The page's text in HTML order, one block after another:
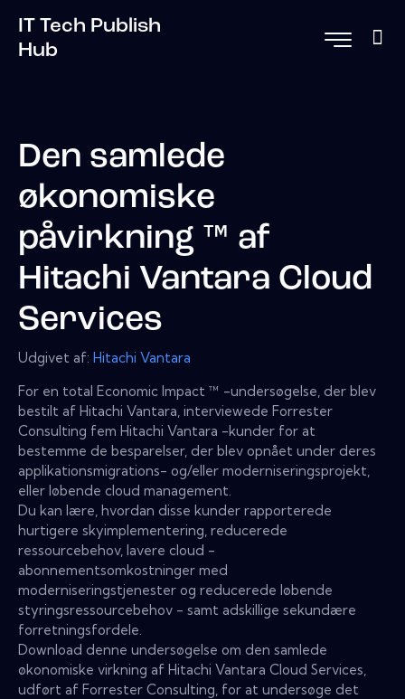
IT Tech Publish
Hub
Den samlede
økonomiske
påvirkning ™ af
Hitachi Vantara Cloud
Services
Udgivet af: Hitachi Vantara
For en total Economic Impact ™ -undersøgelse, der blev
bestilt af Hitachi Vantara, interviewede Forrester
Consulting fem Hitachi Vantara -kunder for at
bestemme de besparelser, der blev opnået under deres
applikationsmigrations- og/eller moderniseringsprojekt,
eller løbende cloud management.
Du kan lære, hvordan disse kunder rapporterede
hurtigere skyimplementering, reducerede
ressourcebehov, lavere cloud -
abonnementsomkostninger med
moderniseringstjenester og reducerede løbende
styringsressourcebehov - samt adskillige sekundære
forretningsfordele.
Download denne undersøgelse om den samlede
økonomiske virkning af Hitachi Vantara Cloud Services,
udført af Forrester Consulting, for at undersøge det